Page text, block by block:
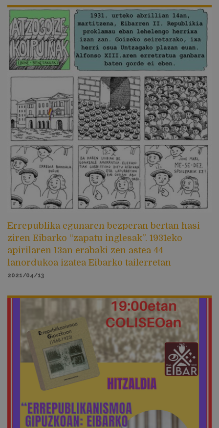
Errepublika egunaren bezperan bertan hasi
ziren Eibarko “zapatu inglesak”. 1931eko
apirilaren 13an erabaki zen astea 44
lanordukoa izatea Eibarko tailerretan
2021/04/13